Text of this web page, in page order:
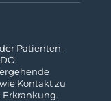
Patienten­­
Kon­takt zu